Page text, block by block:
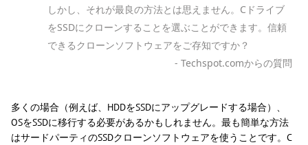
しかし、それが最良の方法とは思えません。Cドライブ
をSSDにクローンすることを選ぶことができます。信頼
できるクローンソフトウェアをご存知ですか？
- Techspot.comからの質問
多くの場合（例えば、HDDをSSDにアップグレードする場合）、
OSをSSDに移行する必要があるかもしれません。最も簡単な方法
はサードパーティのSSDクローンソフトウェアを使うことです。C